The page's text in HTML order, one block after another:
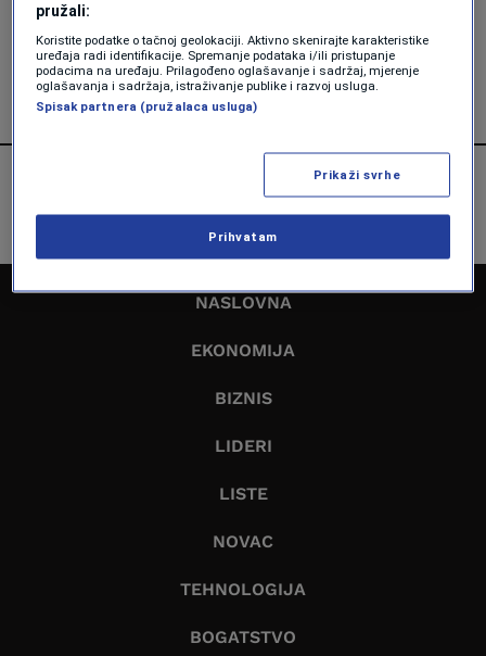
otoka više nisu porezne oaze za EU
Forbes
NASLOVNA
EKONOMIJA
BIZNIS
LIDERI
LISTE
NOVAC
TEHNOLOGIJA
BOGATSTVO
pružali:
Koristite podatke o tačnoj geolokaciji. Aktivno skenirajte karakteristike
uređaja radi identifikacije. Spremanje podataka i/ili pristupanje
podacima na uređaju. Prilagođeno oglašavanje i sadržaj, mjerenje
oglašavanja i sadržaja, istraživanje publike i razvoj usluga.
Spisak partnera (pružalaca usluga)
Prikaži svrhe
Prihvatam